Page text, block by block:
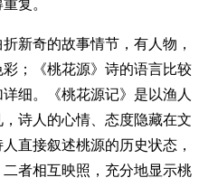
复。
新奇的故事情节，有人物，
；《桃花源》诗的语言比较
细。《桃花源记》是以渔人
诗人的心情、态度隐藏在文
直接叙述桃源的历史状态，
者相互映照，充分地显示桃